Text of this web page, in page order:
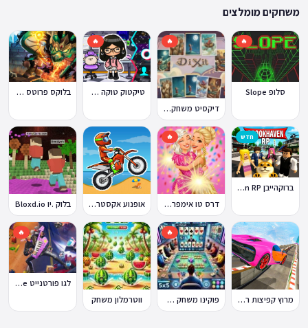
לצד תוספות שוטפות של משחקים חדשים.
משחקים מומלצים
🔥
סלופ Slope
🔥
דיקסיט משחק Dixit
🔥
טיקטוק טוקה בוקה בלוקס פרוטס Blox Fruits
חדש
ברוקהייבן Brookhaven RP
🔥
דרס טו אימפרס Dress To Impress אופנוע אקסטרים Moto X3M בלוק .יו Bloxd.io
מרוץ קפיצות רמפה
🔥
פוקינו משחק אונליין ווטרמלון משחק
🔥
לגו פורטנייט Lego Fortnite